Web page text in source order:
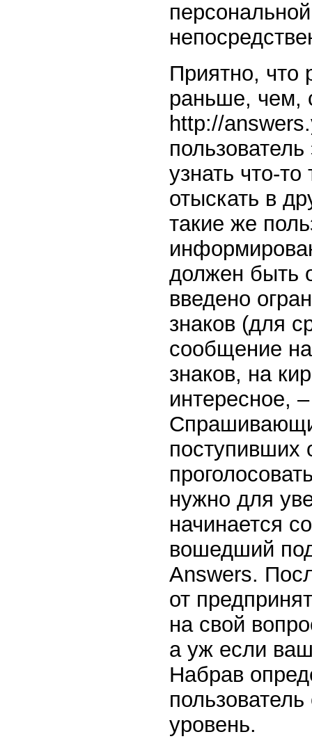
Приятно, что
раньше, чем,
http://
узнать что-
отыскать в
такие же
должен быть
введено
знаков (для
сообщение
знаков, на
интересное,
поступивших
нужно для
начинается
вошедший
Answers.
от
на свой
а уж если
Набрав
уровень.